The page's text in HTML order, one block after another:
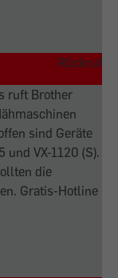
Rückruf
ruft Brother
sind Geräte
und VX-1120 (S).
die
Gratis-Hotline